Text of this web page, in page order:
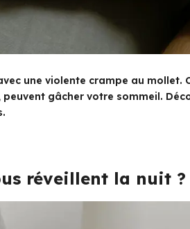
une violente crampe au mollet.
gâcher votre sommeil.
réveillent la nuit ?